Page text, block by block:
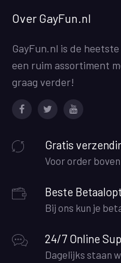
Over GayFun.nl
GayFun.nl is de
een ruim assortiment
graag verder!
Gratis
Voor order boven
Beste
Bij ons kun je
24/7 Online
Dagelijks staan